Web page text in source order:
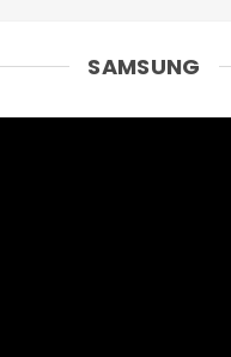
SAMSUNG